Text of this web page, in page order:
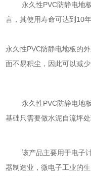
永久性PVC防静电地
言，其使用寿命可达到10年
永久性PVC防静电地板的
面不易积尘，因此可以减
永久性PVC防静电地
基础只需要做水泥自流坪
该产品主要用于电子
器制造业，微电子工业的